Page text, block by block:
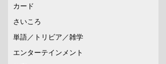
カード
さいころ
単語／トリビア／雑学
エンターテインメント